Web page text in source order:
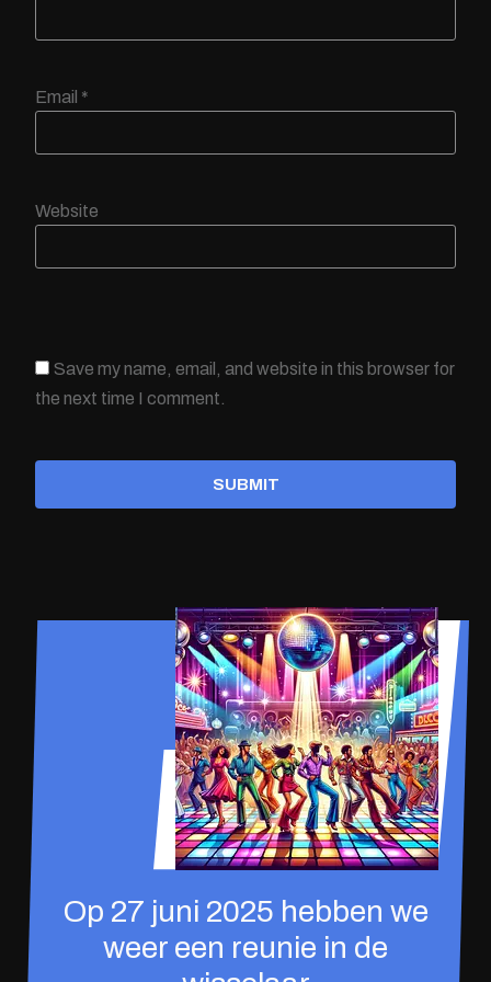
Email *
Website
Save my name, email, and website in this browser for
the next time I comment.
SUBMIT
Op 27 juni 2025 hebben we
weer een reunie in de